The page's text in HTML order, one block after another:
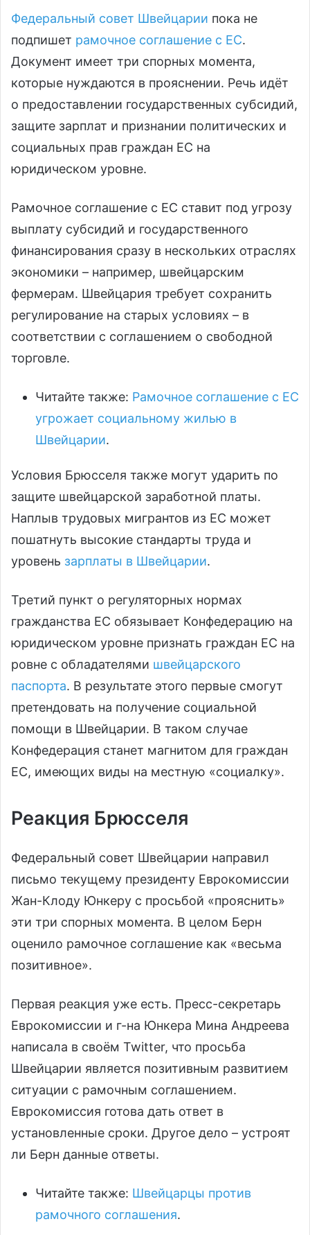
Федеральный совет Швейцарии пока не
подпишет рамочное соглашение с ЕС.
Документ имеет три спорных момента,
которые нуждаются в прояснении. Речь идёт
о предоставлении государственных субсидий,
защите зарплат и признании политических и
социальных прав граждан ЕС на
юридическом уровне.
Рамочное соглашение с ЕС ставит под угрозу
выплату субсидий и государственного
финансирования сразу в нескольких отраслях
экономики – например, швейцарским
фермерам. Швейцария требует сохранить
регулирование на старых условиях – в
соответствии с соглашением о свободной
торговле.
Читайте также: Рамочное соглашение с ЕС
угрожает социальному жилью в
Швейцарии.
Условия Брюсселя также могут ударить по
защите швейцарской заработной платы.
Наплыв трудовых мигрантов из ЕС может
пошатнуть высокие стандарты труда и
уровень зарплаты в Швейцарии.
Третий пункт о регуляторных нормах
гражданства ЕС обязывает Конфедерацию на
юридическом уровне признать граждан ЕС на
ровне с обладателями швейцарского
паспорта. В результате этого первые смогут
претендовать на получение социальной
помощи в Швейцарии. В таком случае
Конфедерация станет магнитом для граждан
ЕС, имеющих виды на местную «социалку».
Реакция Брюсселя
Федеральный совет Швейцарии направил
письмо текущему президенту Еврокомиссии
Жан-Клоду Юнкеру с просьбой «прояснить»
эти три спорных момента. В целом Берн
оценило рамочное соглашение как «весьма
позитивное».
Первая реакция уже есть. Пресс-секретарь
Еврокомиссии и г-на Юнкера Мина Андреева
написала в своём Twitter, что просьба
Швейцарии является позитивным развитием
ситуации с рамочным соглашением.
Еврокомиссия готова дать ответ в
установленные сроки. Другое дело – устроят
ли Берн данные ответы.
Читайте также: Швейцарцы против
рамочного соглашения.